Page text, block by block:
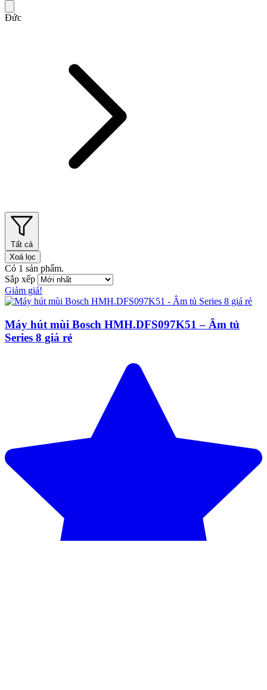
Đức
Tất cả
Xoá lọc
Có 1 sản phẩm.
Sắp xếp
Giảm giá!
Máy hút mùi Bosch HMH.DFS097K51 – Âm tủ
Series 8 giá rẻ